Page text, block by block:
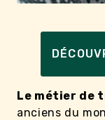
Le métier de
anciens du